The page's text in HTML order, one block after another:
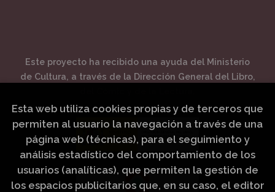
Este proyecto ha recibido una ayuda del Ministerio
de Cultura, a través de la Dirección General del Libro,
Esta web utiliza cookies propias y de terceros que
permiten al usuario la navegación a través de una
página web (técnicas), para el seguimiento y
análisis estadístico del comportamiento de los
usuarios (analíticas), que permiten la gestión de
los espacios publicitarios que, en su caso, el editor